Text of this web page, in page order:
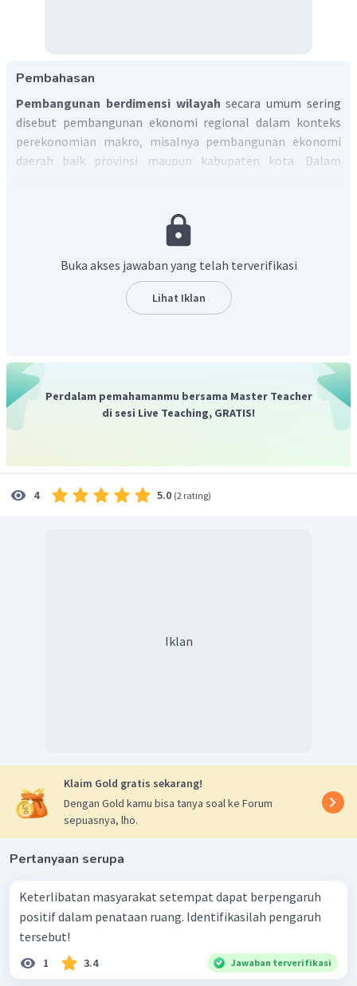
Pembahasan
Pembangunan berdimensi wilayah secara umum sering
disebut pembangunan ekonomi regional dalam konteks
perekonomian makro, misalnya pembangunan ekonomi
daerah baik provinsi maupun kabupaten kota. Dalam
pada kawasan tertentu yang merupakan wilayah
Pembagian wilayah indonesia menjadi
kota merupakan contoh konsep pembangunan wilayah
berbasis tata ruang
. Tata ruang berkaitan erat dengan
konsep pengembangan wilayah. Penataan ruang memiliki
Jadi, jawaban yang tepat adalah D.
Buka akses jawaban yang telah terverifikasi
Lihat Iklan
Perdalam pemahamanmu bersama Master Teacher
di sesi Live Teaching, GRATIS!
4 5.0 (2 rating)
Iklan
Klaim Gold gratis sekarang!
Dengan Gold kamu bisa tanya soal ke Forum
sepuasnya, lho.
Pertanyaan serupa
Keterlibatan masyarakat setempat dapat berpengaruh
positif dalam penataan ruang. Identifikasilah pengaruh
tersebut!
1 3.4 Jawaban terverifikasi